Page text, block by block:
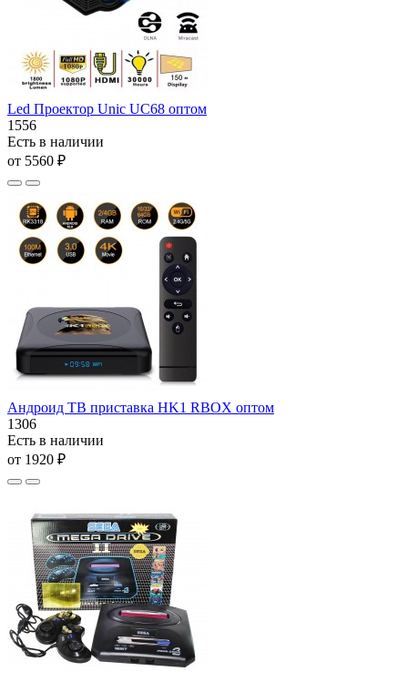
Led Проектор Unic UC68 оптом
1556
Есть в наличии
от 5560 ₽
Андроид ТВ приставка HK1 RBOX оптом
1306
Есть в наличии
от 1920 ₽